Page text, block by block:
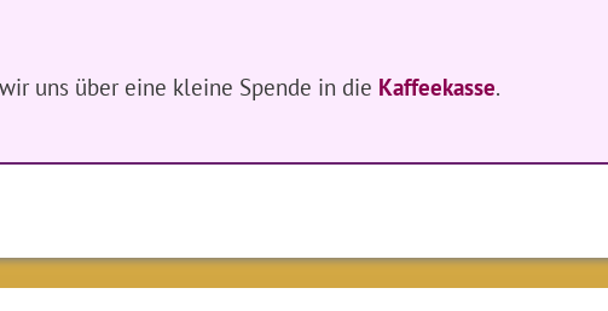
uns über eine kleine Spende in die Kaffeekasse.